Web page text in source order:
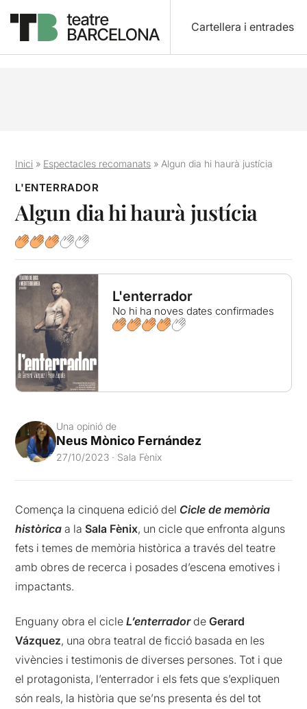
Cartellera i entrades
Inici » Espectacles recomanats » Algun dia hi haurà justícia
L'ENTERRADOR
Algun dia hi haurà justícia
L'enterrador
No hi ha noves dates confirmades
Una opinió de
Neus Mònico Fernández
27/10/2023 · Sala Fènix
Comença la cinquena edició del Cicle de memòria
històricaa laSala Fènix, un cicle que enfronta alguns
fets i temes de memòria històrica a través del teatre
amb obres de recerca i posades d’escena emotives i
impactants.
Enguany obra el cicleL’enterradordeGerard
Vázquez, una obra teatral de ficció basada en les
vivències i testimonis de diverses persones. Tot i que
el protagonista, l’enterrador i els fets que s’expliquen
són reals, la història que se’ns presenta és del tot